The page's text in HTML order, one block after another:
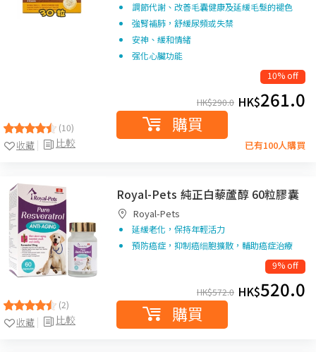
(10)
比較
收藏
調節代謝、改善毛囊健康及延緩毛髮的褪色
強腎補肺，舒緩尿頻或失禁
安神、緩和情緒
强化心臟功能
10% off
HK$290.0 HK$261.0
購買
已有100人購買
(2)
比較
收藏
Royal-Pets 純正白藜蘆醇 60粒膠囊
Royal-Pets
延緩老化，保持年輕活力
預防癌症，抑制癌细胞擴散，輔助癌症治療
9% off
HK$572.0 HK$520.0
購買